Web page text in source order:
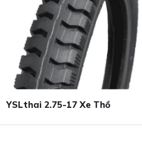
YSLthai 2.75-17 Xe Thồ